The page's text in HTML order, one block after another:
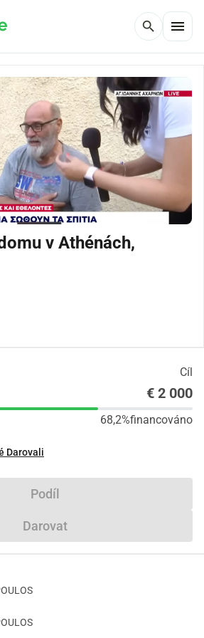
search menu
v Athénách,
Cíl
€ 2 000
68,2%financováno
Darovali
Podíl
Darovat